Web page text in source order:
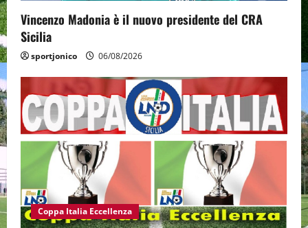
Vincenzo Madonia è il nuovo presidente del CRA
Sicilia
sportjonico 06/08/2026
Coppa Italia Eccellenza